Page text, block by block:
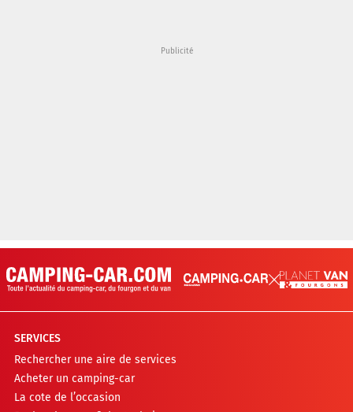
SERVICES
Rechercher une aire de services
Acheter un camping-car
La cote de l’occasion